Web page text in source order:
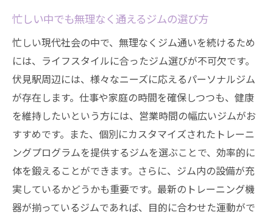
忙しい中でも無理なく通えるジムの選び方
忙しい現代社会の中で、無理なくジム通いを続けるため
には、ライフスタイルに合ったジム選びが不可欠です。
伏見駅周辺には、様々なニーズに応えるパーソナルジム
が存在します。仕事や家庭の時間を確保しつつも、健康
を維持したいという方には、営業時間の幅広いジムがお
すすめです。また、個別にカスタマイズされたトレーニ
ングプログラムを提供するジムを選ぶことで、効率的に
体を鍛えることができます。さらに、ジム内の設備が充
実しているかどうかも重要です。最新のトレーニング機
器が揃っているジムであれば、目的に合わせた運動がで